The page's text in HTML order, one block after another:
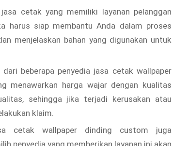
cetak yang memiliki layanan pelanggan
harus siap membantu Anda dalam proses
menjelaskan bahan yang digunakan untuk
beberapa penyedia jasa cetak wallpaper
menawarkan harga wajar dengan kualitas
sehingga jika terjadi kerusakan atau
klaim.
cetak wallpaper dinding custom juga
penyedia yang memberikan layanan ini akan